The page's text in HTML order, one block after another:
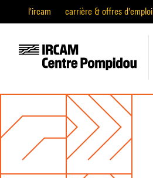
l'ircam carrière & offres d'emploi